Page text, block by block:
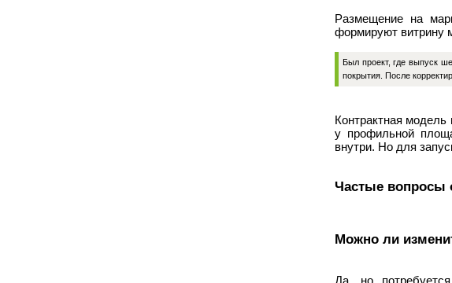
Размещение на
формируют витрину
Был проект, где выпуск
покрытия. После
Контрактная модель
у профильной
внутри. Но для
Частые вопросы
Можно ли
Да, но